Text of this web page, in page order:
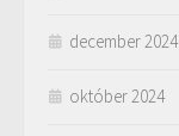
december 2024
október 2024